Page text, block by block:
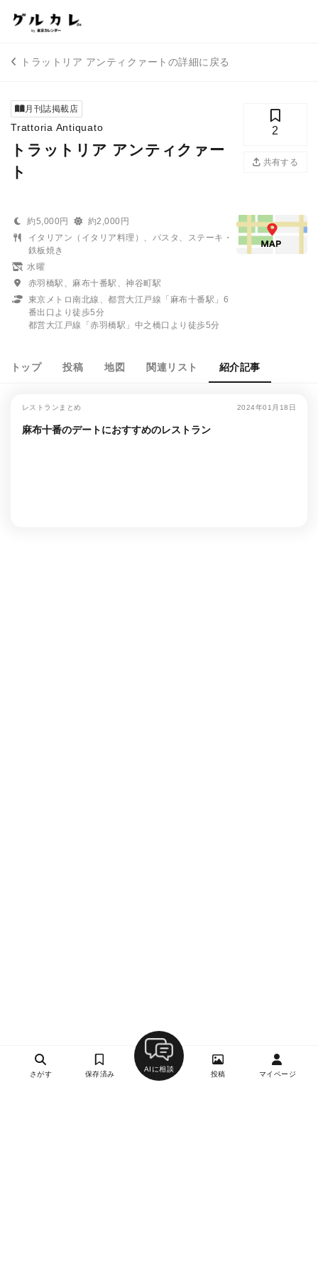
トラットリア アンティクァートの詳細に戻る
月刊誌掲載店
Trattoria Antiquato
トラットリア アンティクァー
ト
2
共有する
約5,000円
約2,000円
イタリアン（イタリア料理）、パスタ、ステーキ・
鉄板焼き
水曜
赤羽橋駅、麻布十番駅、神谷町駅
東京メトロ南北線、都営大江戸線「麻布十番駅」6
番出口より徒歩5分
都営大江戸線「赤羽橋駅」中之橋口より徒歩5分
トップ 投稿 地図 関連リスト 紹介記事
レストランまとめ 2024年01月18日
麻布十番のデートにおすすめのレストラン
さがす 保存済み
AIに相談
投稿 マイページ